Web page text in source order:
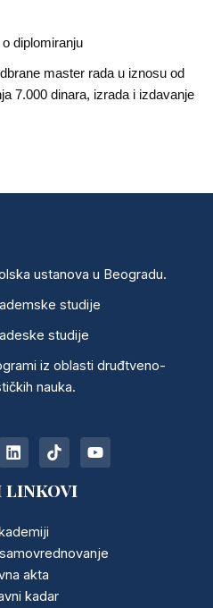
diplomiranju
master rada u iznosu od
7.000 dinara, izrada i izdavanje
ustanova u Beogradu.
studije
studije
iz oblasti druđtveno-
nauka.
linkovi
akta
kadar